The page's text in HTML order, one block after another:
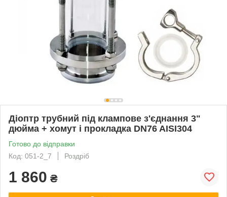
Діоптр трубний під клампове з'єднання 3"
дюйма + хомут і прокладка DN76 AISI304
Готово до відправки
Код: 051-2_7
Роздріб
1 860 ₴